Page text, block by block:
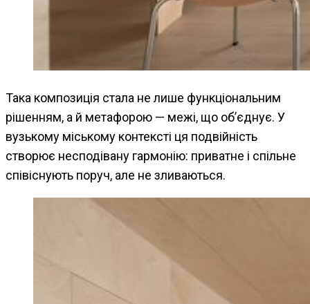
Така композиція стала не лише функціональним
рішенням, а й метафорою — межі, що об’єднує. У
вузькому міському контексті ця подвійність
створює несподівану гармонію: приватне і спільне
співіснують поруч, але не зливаються.